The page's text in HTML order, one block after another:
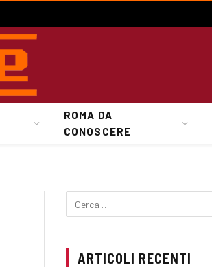
ROMA DA
CONOSCERE
ARTICOLI RECENTI